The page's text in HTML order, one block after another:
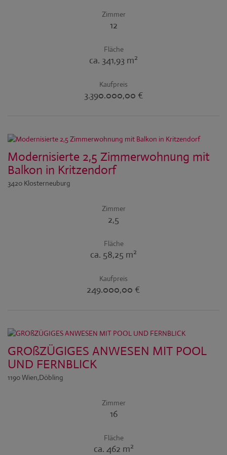
Zimmer
12
Fläche
ca. 341,93 m2
Kaufpreis
3.390.000,00 €
Modernisierte 2,5 Zimmerwohnung mit
Balkon in Kritzendorf
3420 Klosterneuburg
Zimmer
2,5
Fläche
ca. 58,25 m2
Kaufpreis
249.000,00 €
GROßZÜGIGES ANWESEN MIT POOL
UND FERNBLICK
1190 Wien,Döbling
Zimmer
16
Fläche
ca. 462 m2